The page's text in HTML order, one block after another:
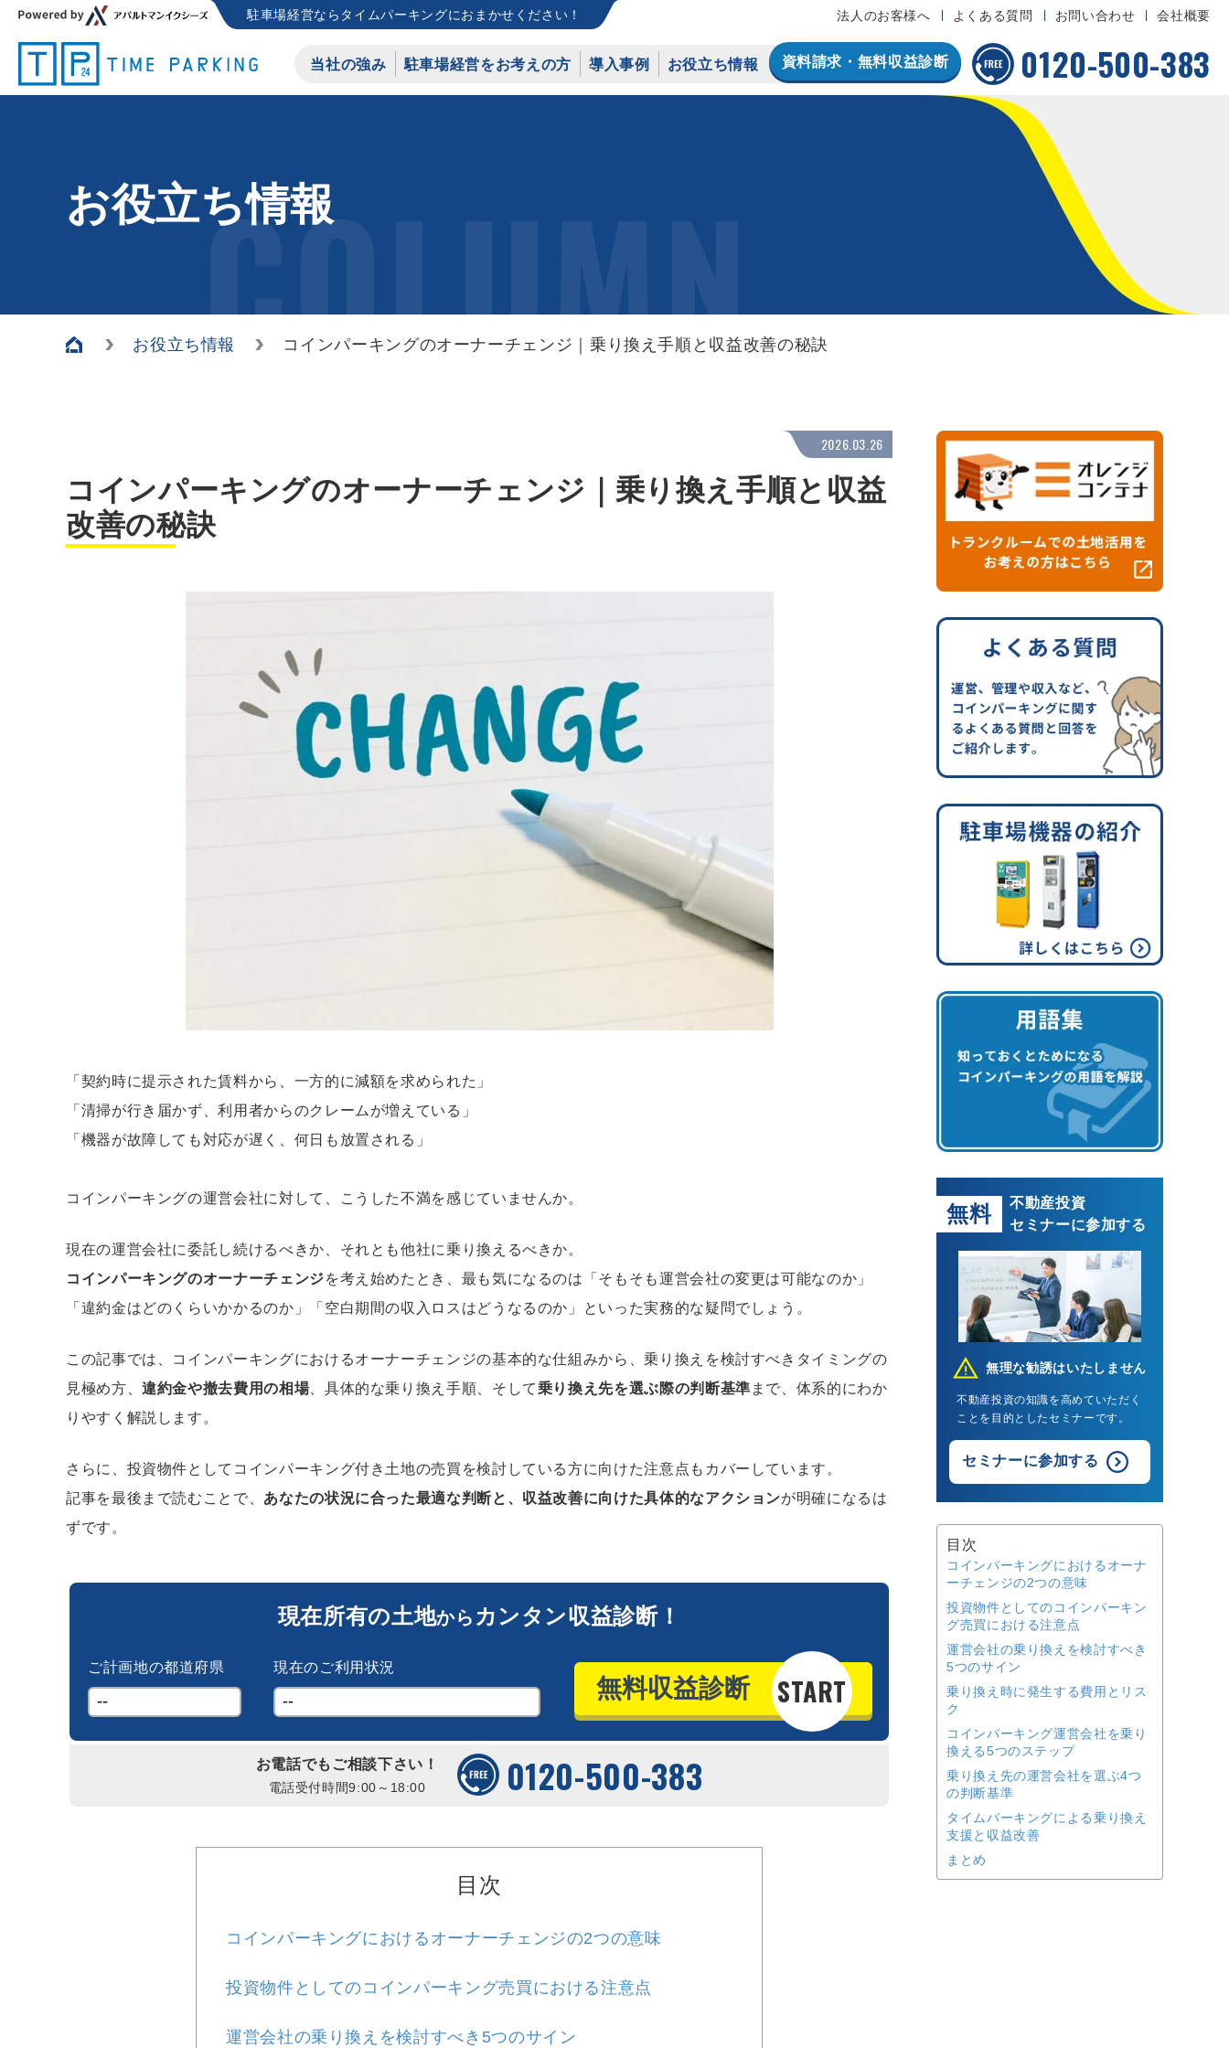
駐車場経営ならタイムパーキングにおまかせください！ 法人のお客様へ よくある質問 お問い合わせ 会社概要
当社の強み 駐車場経営をお考えの方 導入事例 お役立ち情報 資料請求・無料収益診断 0120-500-383
お役立ち情報COLUMN
お役立ち情報 コインパーキングのオーナーチェンジ｜乗り換え手順と収益改善の秘訣
2026.03.26
コインパーキングのオーナーチェンジ｜乗り換え手順と収益
改善の秘訣
「契約時に提示された賃料から、一方的に減額を求められた」
「清掃が行き届かず、利用者からのクレームが増えている」
「機器が故障しても対応が遅く、何日も放置される」
コインパーキングの運営会社に対して、こうした不満を感じていませんか。
現在の運営会社に委託し続けるべきか、それとも他社に乗り換えるべきか。
コインパーキングのオーナーチェンジを考え始めたとき、最も気になるのは「そもそも運営会社の変更は可能なのか」
「違約金はどのくらいかかるのか」「空白期間の収入ロスはどうなるのか」といった実務的な疑問でしょう。
この記事では、コインパーキングにおけるオーナーチェンジの基本的な仕組みから、乗り換えを検討すべきタイミングの
見極め方、違約金や撤去費用の相場、具体的な乗り換え手順、そして乗り換え先を選ぶ際の判断基準 まで、体系的にわか
りやすく解説します。
さらに、投資物件としてコインパーキング付き土地の売買を検討している方に向けた注意点もカバーしています。
記事を最後まで読むことで、 あなたの状況に合った最適な判断と、収益改善に向けた具体的なアクションが明確になるは
ずです。
現在所有の土地から カンタン収益診断！
ご計画地の都道府県 現在のご利用状況
お電話でもご相談下さい！
電話受付時間9:00～18:00 0120-500-383
目次
コインパーキングにおけるオーナーチェンジの2つの意味
投資物件としてのコインパーキング売買における注意点
運営会社の乗り換えを検討すべき5つのサイン
無料
不動産投資
セミナーに参加する
無理な勧誘はいたしません
不動産投資の知識を高めていただく
ことを目的としたセミナーです。
セミナーに参加する
目次
コインパーキングにおけるオーナ
ーチェンジの2つの意味
投資物件としてのコインパーキン
グ売買における注意点
運営会社の乗り換えを検討すべき
5つのサイン
乗り換え時に発生する費用とリス
ク
コインパーキング運営会社を乗り
換える5つのステップ
乗り換え先の運営会社を選ぶ4つ
の判断基準
タイムパーキングによる乗り換え
支援と収益改善
まとめ